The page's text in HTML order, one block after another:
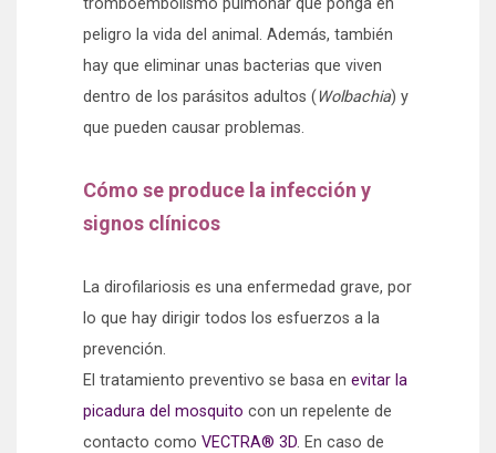
tromboembolismo pulmonar que ponga en
peligro la vida del animal. Además, también
hay que eliminar unas bacterias que viven
dentro de los parásitos adultos ( Wolbachia) y
que pueden causar problemas.
Cómo se produce la infección y
signos clínicos
La dirofilariosis es una enfermedad grave, por
lo que hay dirigir todos los esfuerzos a la
prevención.
El tratamiento preventivo se basa en evitar la
picadura del mosquito con un repelente de
contacto como VECTRA® 3D. En caso de